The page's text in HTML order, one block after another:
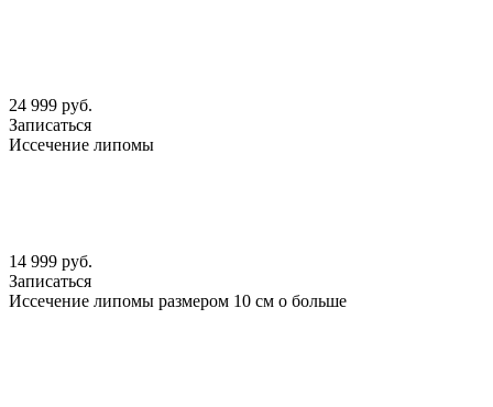
24 999 руб.
Записаться
Иссечение липомы
14 999 руб.
Записаться
Иссечение липомы размером 10 см о больше